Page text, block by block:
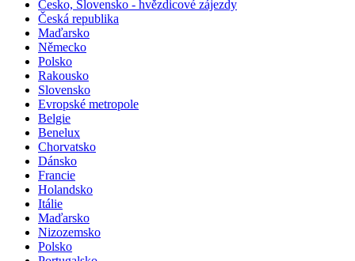
Česko, Slovensko - hvězdicové zájezdy
Česká republika
Maďarsko
Německo
Polsko
Rakousko
Slovensko
Evropské metropole
Belgie
Benelux
Chorvatsko
Dánsko
Francie
Holandsko
Itálie
Maďarsko
Nizozemsko
Polsko